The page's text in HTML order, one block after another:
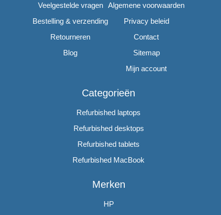
Veelgestelde vragen
Bestelling & verzending
Retourneren
Blog
Algemene voorwaarden
Privacy beleid
Contact
Sitemap
Mijn account
Categorieën
Refurbished laptops
Refurbished desktops
Refurbished tablets
Refurbished MacBook
Merken
HP